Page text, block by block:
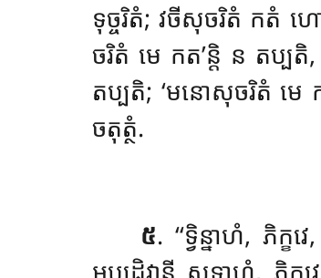
ទុច្ចរិតំ; វចីសុចរិតំ កតំ
ចរិតំ មេ កត’ន្តិ ន តប្ប
តប្បតិ; ‘មនោសុចរិតំ មេ ក
ចតុត្ថំ.
៥. ‘‘ទ្វិន្នាហំ, ភិក្ខ
អប្បដិវានី សុទាហំ, ភិក្ខ